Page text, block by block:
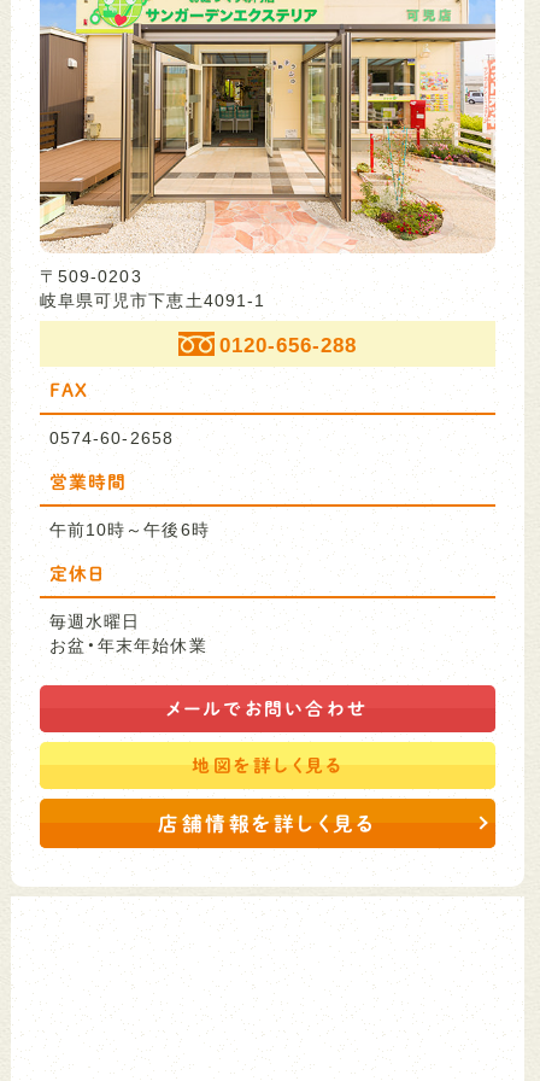
〒509-0203
岐阜県可児市下恵土4091-1
0120-656-288
FAX
0574-60-2658
営業時間
午前10時～午後6時
定休日
毎週水曜日
お盆・年末年始休業
メールで お問い合わせ
地図を詳しく見る
店舗情報を詳しく見る